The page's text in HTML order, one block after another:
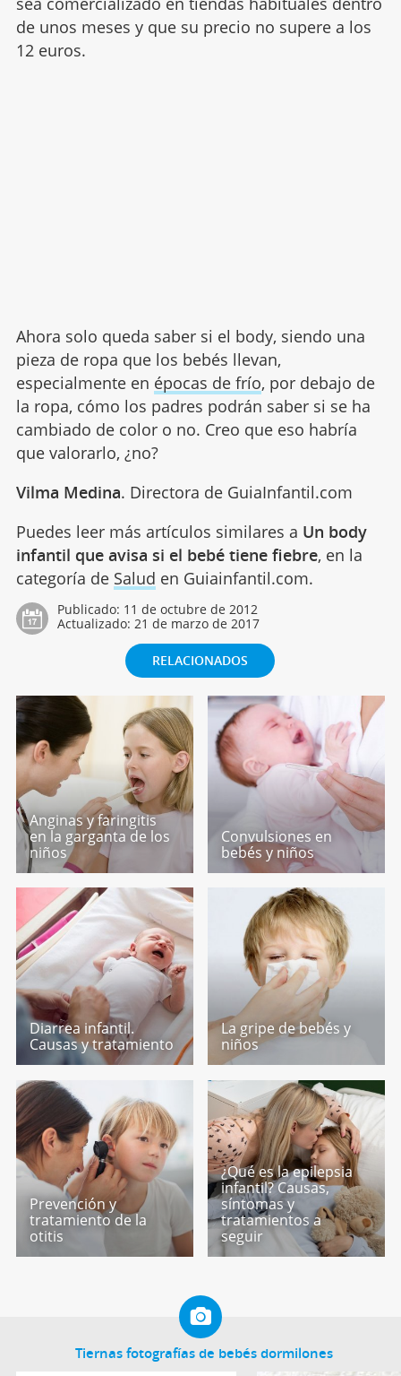
de unos meses y que su precio no supere a los
12 euros.
Ahora solo queda saber si el body, siendo una
pieza de ropa que los bebés llevan,
especialmente en épocas de frío, por debajo de
la ropa, cómo los padres podrán saber si se ha
cambiado de color o no. Creo que eso habría
que valorarlo, ¿no?
Vilma Medina. Directora de GuiaInfantil.com
Puedes leer más artículos similares a Un body
infantil que avisa si el bebé tiene fiebre, en la
categoría de Salud en Guiainfantil.com.
Publicado: 11 de octubre de 2012
Actualizado: 21 de marzo de 2017
RELACIONADOS
Anginas y faringitis
en la garganta de los
niños
Convulsiones en
bebés y niños
Diarrea infantil.
Causas y tratamiento
La gripe de bebés y
niños
Prevención y
tratamiento de la
otitis
¿Qué es la epilepsia
infantil? Causas,
síntomas y
tratamientos a
seguir
Tiernas fotografías de bebés dormilones